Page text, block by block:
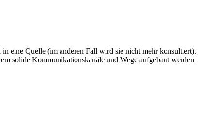
eine Quelle (im anderen Fall wird sie nicht mehr konsultiert).
solide Kommunikationskanäle und Wege aufgebaut werden